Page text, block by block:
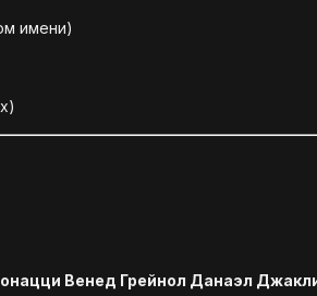
имени)
Венед Грейнол Данаэл